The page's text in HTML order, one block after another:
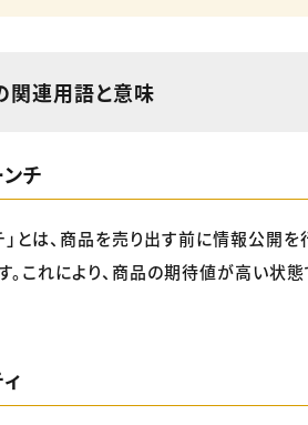
関連用語と意味
チ
」とは、商品を売り出す前に情報公開
。これにより、商品の期待値が高い状